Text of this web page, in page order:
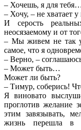
– Хочешь, я для
– Хочу, – не хватает у
И серость
неосязаемому и от
– Мы живем не так
самое, что я
– Верно, –
– Может быть…
Может ли быть?
– Тимур, соберись!
Я виновато
проглотив желание
этим завязывать,
жизнь перешла в